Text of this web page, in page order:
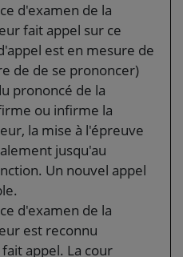
d'examen de la
fait appel sur ce
est en mesure de
de de se prononcer)
prononcé de la
ou infirme la
la mise à l'épreuve
jusqu'au
Un nouvel appel
d'examen de la
est reconnu
appel. La cour